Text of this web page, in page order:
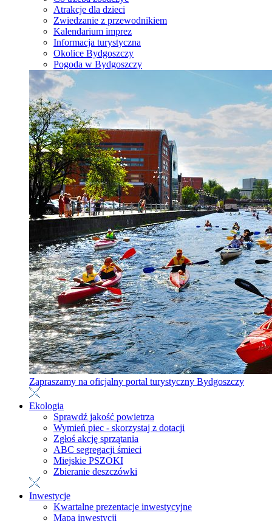
Atrakcje dla dzieci
Zwiedzanie z przewodnikiem
Kalendarium imprez
Informacja turystyczna
Okolice Bydgoszczy
Pogoda w Bydgoszczy
Zapraszamy na oficjalny portal turystyczny Bydgoszczy
Ekologia
Sprawdź jakość powietrza
Wymień piec - skorzystaj z dotacji
Zgłoś akcję sprzątania
ABC segregacji śmieci
Miejskie PSZOKI
Zbieranie deszczówki
Inwestycje
Kwartalne prezentacje inwestycyjne
Mapa inwestycji